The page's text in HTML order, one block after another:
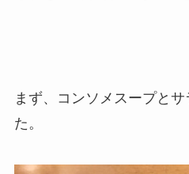
まず、コンソメスープと
た。